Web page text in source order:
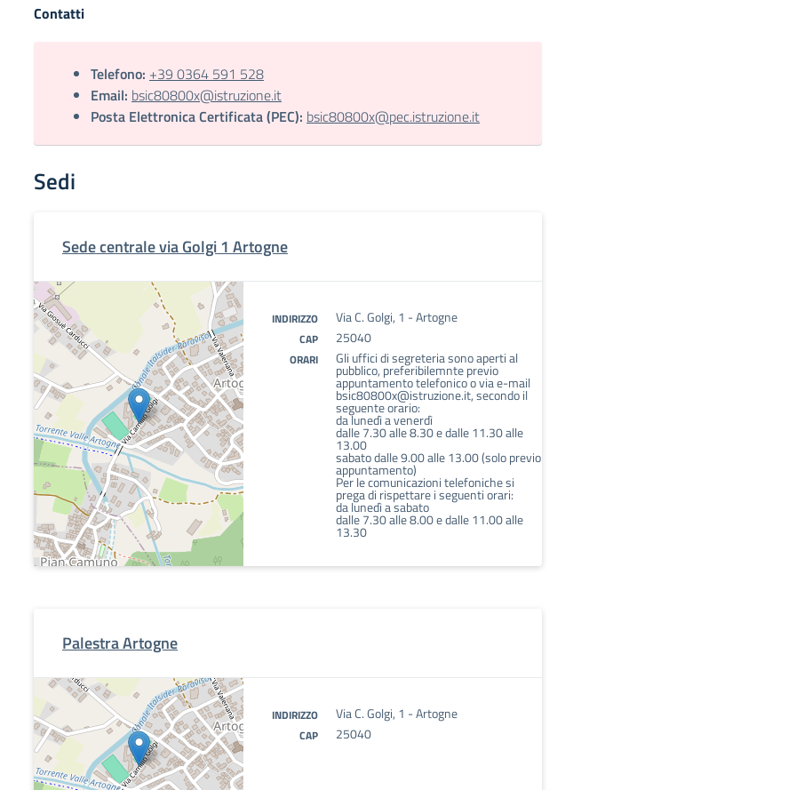
Contatti
Telefono: +39 0364 591 528
Email: bsic80800x@istruzione.it
Posta Elettronica Certificata (PEC): bsic80800x@pec.istruzione.it
Sedi
Sede centrale via Golgi 1 Artogne
INDIRIZZO Via C. Golgi, 1 - Artogne
CAP 25040
ORARI Gli uffici di segreteria sono aperti al
pubblico, preferibilemnte previo
appuntamento telefonico o via e-mail
bsic80800x@istruzione.it, secondo il
seguente orario:
da lunedì a venerdì
dalle 7.30 alle 8.30 e dalle 11.30 alle
13.00
sabato dalle 9.00 alle 13.00 (solo previo
appuntamento)
Per le comunicazioni telefoniche si
prega di rispettare i seguenti orari:
da lunedì a sabato
dalle 7.30 alle 8.00 e dalle 11.00 alle
13.30
Palestra Artogne
INDIRIZZO Via C. Golgi, 1 - Artogne
CAP 25040